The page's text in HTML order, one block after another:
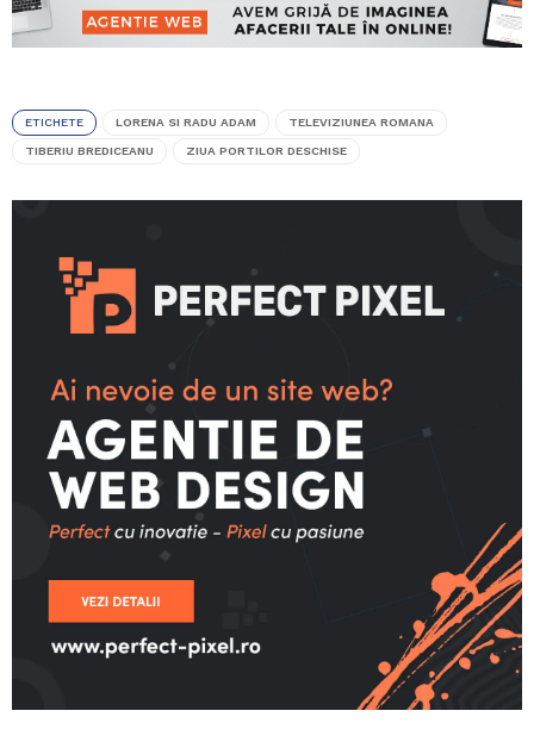
ETICHETE LORENA SI RADU ADAM TELEVIZIUNEA ROMANA
TIBERIU BREDICEANU ZIUA PORTILOR DESCHISE